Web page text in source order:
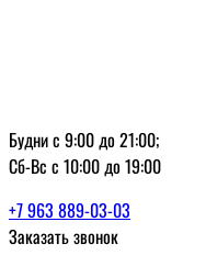
Будни с 9:00 до 21:00;
Сб-Вс с 10:00 до 19:00
+7 963 889-03-03
Заказать звонок